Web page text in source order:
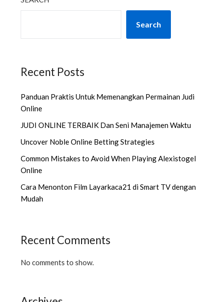
Search
Recent Posts
Panduan Praktis Untuk Memenangkan Permainan Judi
Online
JUDI ONLINE TERBAIK Dan Seni Manajemen Waktu
Uncover Noble Online Betting Strategies
Common Mistakes to Avoid When Playing Alexistogel
Online
Cara Menonton Film Layarkaca21 di Smart TV dengan
Mudah
Recent Comments
No comments to show.